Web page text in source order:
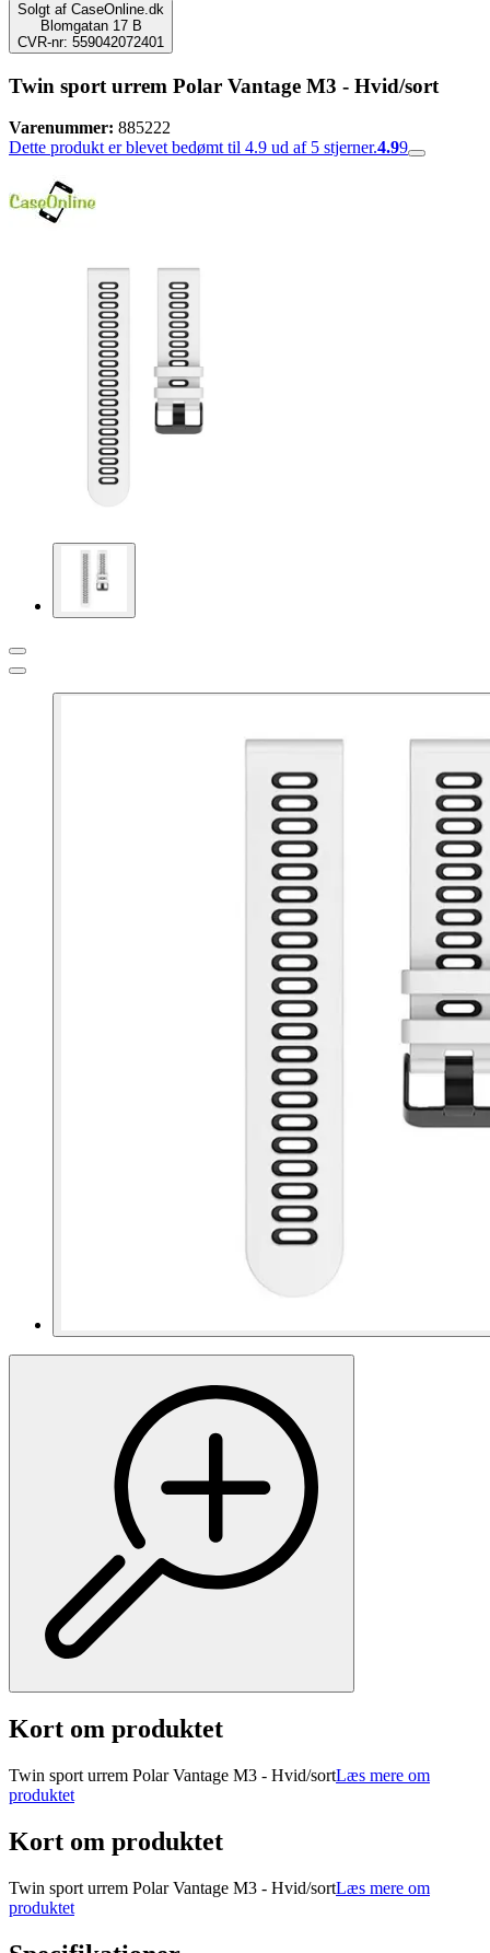
Solgt af CaseOnline.dk
Blomgatan 17 B
CVR-nr: 559042072401
Twin sport urrem Polar Vantage M3 - Hvid/sort
Varenummer: 885222
Dette produkt er blevet bedømt til 4.9 ud af 5 stjerner.4.99
Kort om produktet
Twin sport urrem Polar Vantage M3 - Hvid/sortLæs mere om
produktet
Kort om produktet
Twin sport urrem Polar Vantage M3 - Hvid/sortLæs mere om
produktet